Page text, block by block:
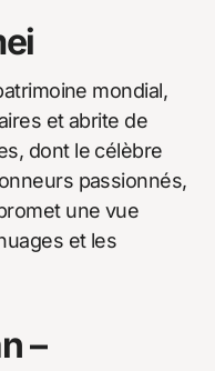
mondial,
et abrite de
dont le célèbre
passionnés,
une vue
et les
–